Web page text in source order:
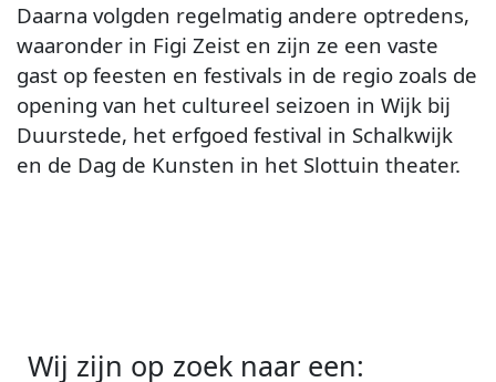
Daarna volgden regelmatig andere optredens,
waaronder in Figi Zeist en zijn ze een vaste
gast op feesten en festivals in de regio zoals de
opening van het cultureel seizoen in Wijk bij
Duurstede, het erfgoed festival in Schalkwijk
en de Dag de Kunsten in het Slottuin theater.
Wij zijn op zoek naar een: